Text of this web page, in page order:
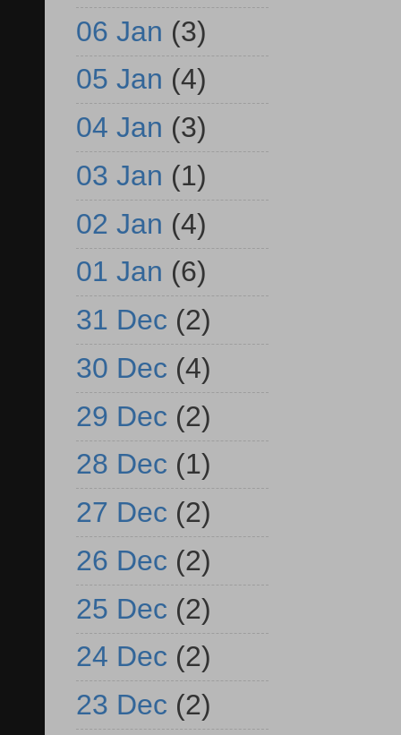
06 Jan (3)
05 Jan (4)
04 Jan (3)
03 Jan (1)
02 Jan (4)
01 Jan (6)
31 Dec (2)
30 Dec (4)
29 Dec (2)
28 Dec (1)
27 Dec (2)
26 Dec (2)
25 Dec (2)
24 Dec (2)
23 Dec (2)